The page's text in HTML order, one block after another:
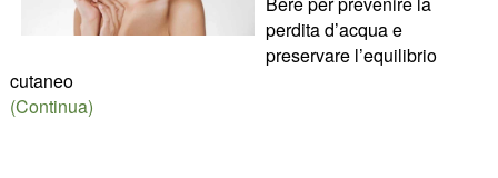
perdita d’acqua e
preservare l’equilibrio
cutaneo
(Continua)